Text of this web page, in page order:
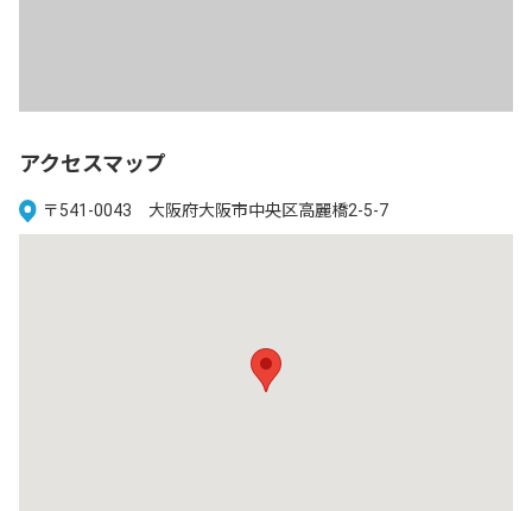
アクセスマップ
〒541-0043 大阪府大阪市中央区高麗橋2-5-7